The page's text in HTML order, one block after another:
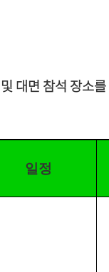
대면 참석 장소
일정